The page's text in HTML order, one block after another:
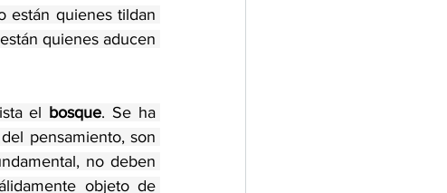
están quienes tildan
quienes aducen
el bosque
no deben